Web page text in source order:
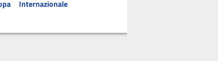
Internazionale